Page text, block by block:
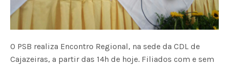
O PSB realiza Encontro Regional, na sede da CDL de
Cajazeiras, a partir das 14h de hoje. Filiados com e sem